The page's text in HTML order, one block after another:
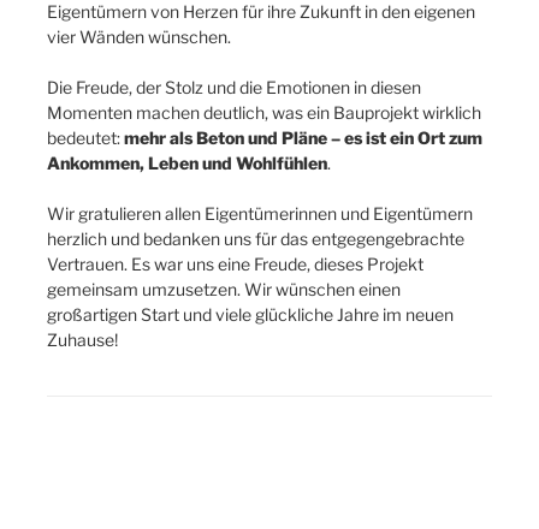
Eigentümern von Herzen für ihre Zukunft in den eigenen
vier Wänden wünschen.
Die Freude, der Stolz und die Emotionen in diesen
Momenten machen deutlich, was ein Bauprojekt wirklich
bedeutet:mehr als Beton und Pläne – es ist ein Ort zum
Ankommen, Leben und Wohlfühlen.
Wir gratulieren allen Eigentümerinnen und Eigentümern
herzlich und bedanken uns für das entgegengebrachte
Vertrauen. Es war uns eine Freude, dieses Projekt
gemeinsam umzusetzen. Wir wünschen einen
großartigen Start und viele glückliche Jahre im neuen
Zuhause!